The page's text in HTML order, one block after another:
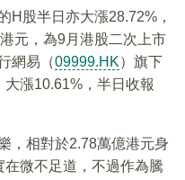
H股半日亦大漲28.72%，
元，為9月港股二次上市
網易（09999.HK）旗下
大漲10.61%，半日收報
，相對於2.78萬億港元身
在微不足道，不過作為騰